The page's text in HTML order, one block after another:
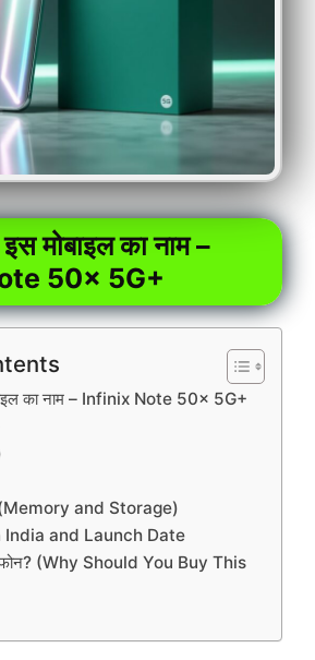
मोबाइल का नाम –
50x 5G+
का नाम – Infinix Note 50x 5G+
(Memory and Storage)
and Launch Date
(Why Should You Buy This